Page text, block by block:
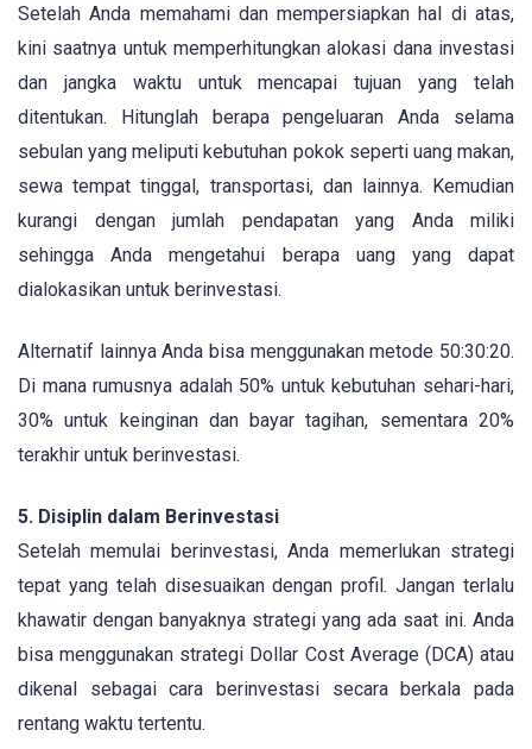
Setelah Anda memahami dan mempersiapkan hal di atas,
kini saatnya untuk memperhitungkan alokasi dana investasi
dan jangka waktu untuk mencapai tujuan yang telah
ditentukan. Hitunglah berapa pengeluaran Anda selama
sebulan yang meliputi kebutuhan pokok seperti uang makan,
sewa tempat tinggal, transportasi, dan lainnya. Kemudian
kurangi dengan jumlah pendapatan yang Anda miliki
sehingga Anda mengetahui berapa uang yang dapat
dialokasikan untuk berinvestasi.
Alternatif lainnya Anda bisa menggunakan metode 50:30:20.
Di mana rumusnya adalah 50% untuk kebutuhan sehari-hari,
30% untuk keinginan dan bayar tagihan, sementara 20%
terakhir untuk berinvestasi.
5. Disiplin dalam Berinvestasi
Setelah memulai berinvestasi, Anda memerlukan strategi
tepat yang telah disesuaikan dengan profil. Jangan terlalu
khawatir dengan banyaknya strategi yang ada saat ini. Anda
bisa menggunakan strategi Dollar Cost Average (DCA) atau
dikenal sebagai cara berinvestasi secara berkala pada
rentang waktu tertentu.